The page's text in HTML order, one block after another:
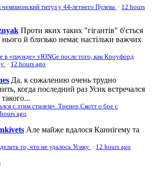
чемпионский титул у 44-летнего Пулева · 12 hours
Проти яких таких "гігантів" б'ється
нього й близько немає настільки важчих
в «паунде» vRINGe после того, как Кроуфорд
· 12 hours ago
Да, к сожалению очень трудно
когда последний раз Усик встречался
с этим стилем». Тренер Скотт о бое с
ago
Але майже вдалося Каннігему та
то, что не удалось Усику · 12 hours ago